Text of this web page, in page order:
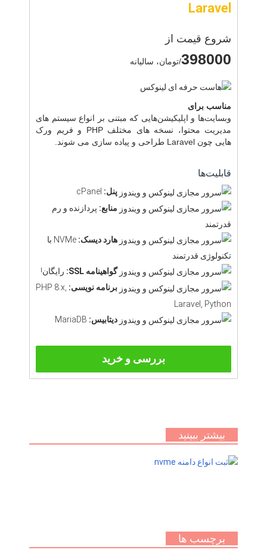
Laravel
شروع قیمت از
398000/تومان، سالیانه
مناسب برای
وبسایت‌ها و اپلیکیشن‌هایی که مبتنی بر انواع سیستم های
مدیریت محتوا، نسخه های مختلف PHP و فریم ورک
هایی چون Laravel طراحی و پیاده سازی می شوند.
قابلیت‌ها
پنل:
منابع: پردازنده و رم
قدرتمند
هارد دیسک:
NVMe با
تکنولوژی قدرتمند
گواهینامه SSL:
رایگان!
برنامه نویسی: PHP 8.x,
Laravel, Python
دیتابیس: MariaDB
بررسی و خرید
بیشتر ببینید
برچسب ها